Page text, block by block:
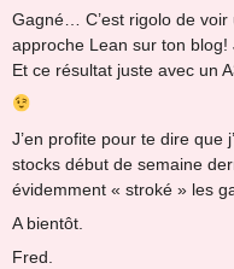
Gagné… C’est rigolo de
approche Lean sur ton
Et ce résultat juste avec un
J’en profite pour te dire que
stocks début de semaine
évidemment « stroké » les
A bientôt.
Fred.